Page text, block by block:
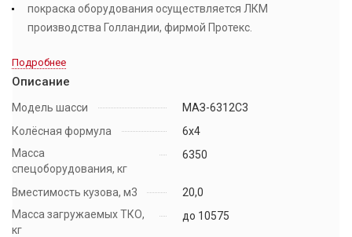
покраска оборудования осуществляется ЛКМ
производства Голландии, фирмой Протекс.
Подробнее
Описание
Модель шасси
МАЗ-6312С3
Колёсная формула
6х4
Масса
спецоборудования, кг
6350
Вместимость кузова, м3
20,0
Масса загружаемых ТКО,
кг
до 10575